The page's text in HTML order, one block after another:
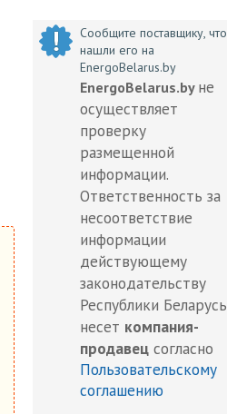
Сообщите поставщику, что
нашли его на
EnergoBelarus.by
EnergoBelarus.by не
осуществляет
проверку
размещенной
информации.
Ответственность за
несоответствие
информации
действующему
законодательству
Республики Беларусь
несет компания-
продавец согласно
Пользовательскому
соглашению